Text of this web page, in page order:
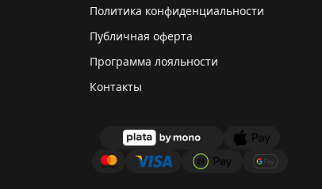
во время
Политика конфиденциальности
Публичная оферта
Программа лояльности
Контакты